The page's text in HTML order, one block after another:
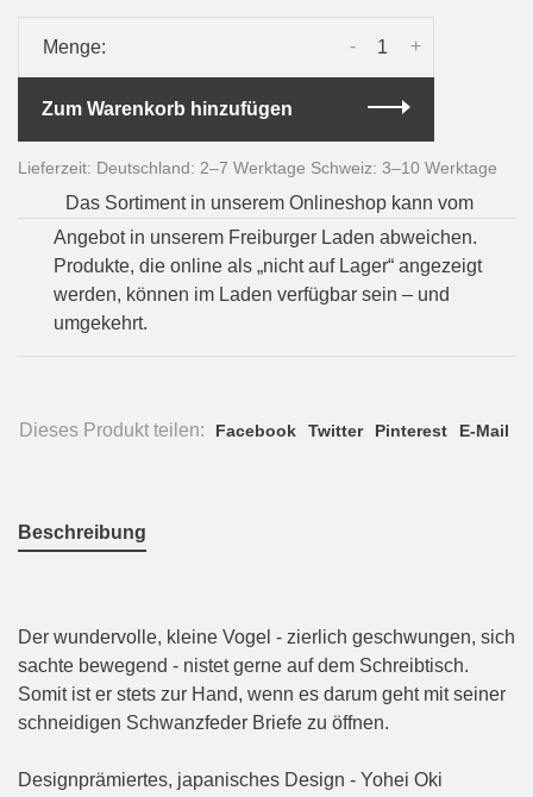
Menge: +
-
Zum Warenkorb hinzufügen
Lieferzeit: Deutschland: 2–7 Werktage Schweiz: 3–10 Werktage
Das Sortiment in unserem Onlineshop kann vom
Angebot in unserem Freiburger Laden abweichen.
Produkte, die online als „nicht auf Lager“ angezeigt
werden, können im Laden verfügbar sein – und
umgekehrt.
Dieses Produkt teilen: Facebook Twitter Pinterest E-Mail
Beschreibung
Der wundervolle, kleine Vogel - zierlich geschwungen, sich
sachte bewegend - nistet gerne auf dem Schreibtisch.
Somit ist er stets zur Hand, wenn es darum geht mit seiner
schneidigen Schwanzfeder Briefe zu öffnen.
Designprämiertes, japanisches Design - Yohei Oki